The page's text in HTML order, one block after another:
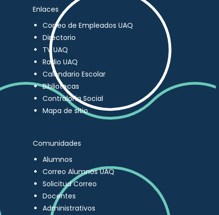
Enlaces
Correo de Empleados UAQ
Directorio
TV UAQ
Radio UAQ
Calendario Escolar
Bibliotecas
Contraloría Social
Mapa de sitio
Comunidades
Alumnos
Correo Alumnos UAQ
Solicitud Correo
Docentes
Administrativos